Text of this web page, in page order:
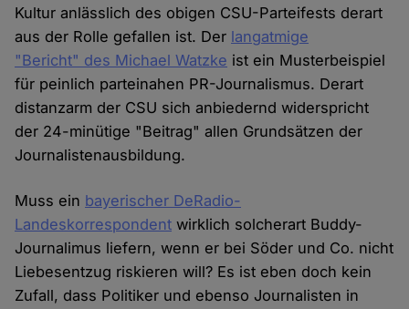
Kultur anlässlich des obigen CSU-Parteifests derart
aus der Rolle gefallen ist. Der langatmige
"Bericht" des Michael Watzke ist ein Musterbeispiel
für peinlich parteinahen PR-Journalismus. Derart
distanzarm der CSU sich anbiedernd widerspricht
der 24-minütige "Beitrag" allen Grundsätzen der
Journalistenausbildung.
Muss ein bayerischer DeRadio-
Landeskorrespondent wirklich solcherart Buddy-
Journalimus liefern, wenn er bei Söder und Co. nicht
Liebesentzug riskieren will? Es ist eben doch kein
Zufall, dass Politiker und ebenso Journalisten in